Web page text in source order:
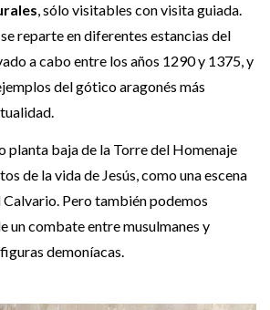
, sólo visitables con visita guiada.
reparte en diferentes estancias del
a cabo entre los años 1290 y 1375, y
del gótico aragonés más
planta baja de la Torre del Homenaje
de la vida de Jesús, como una escena
Calvario. Pero también podemos
un combate entre musulmanes y
demoníacas.